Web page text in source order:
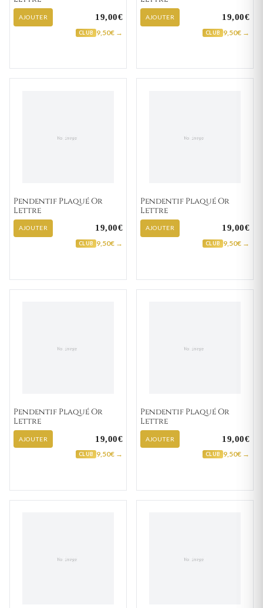
AJOUTER 19,00€
CLUB 9,50€ →
AJOUTER 19,00€
CLUB 9,50€ →
Pendentif Plaqué Or
Lettre
AJOUTER 19,00€
CLUB 9,50€ →
Pendentif Plaqué Or
Lettre
AJOUTER 19,00€
CLUB 9,50€ →
Pendentif Plaqué Or
Lettre
AJOUTER 19,00€
CLUB 9,50€ →
Pendentif Plaqué Or
Lettre
AJOUTER 19,00€
CLUB 9,50€ →